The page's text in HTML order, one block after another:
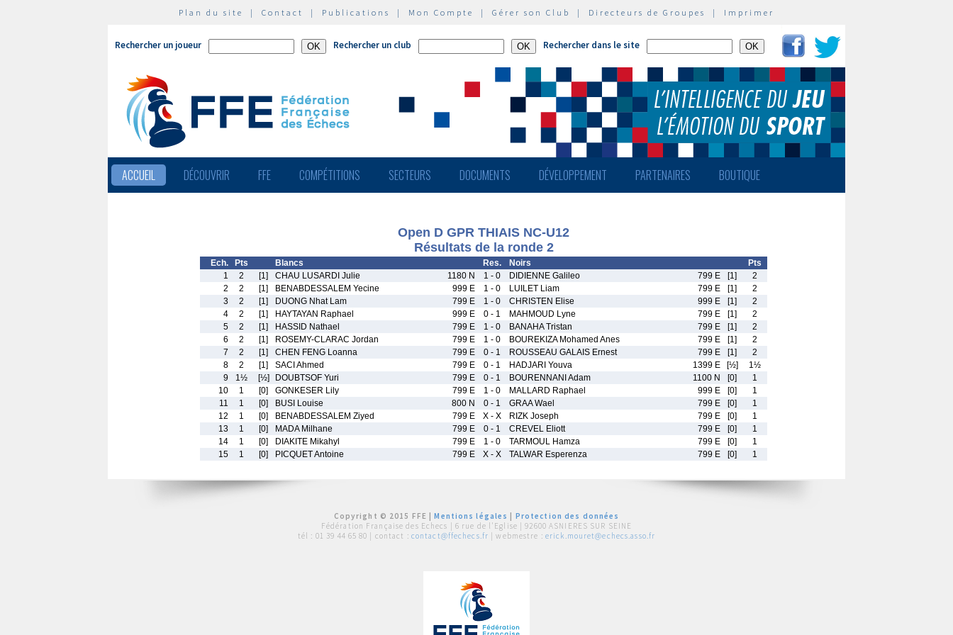
Plan du site | Contact | Publications | Mon Compte | Gérer son Club | Directeurs de Groupes | Imprimer
Rechercher un joueur Rechercher un club Rechercher dans le site
ACCUEIL DÉCOUVRIR FFE COMPÉTITIONS SECTEURS DOCUMENTS DÉVELOPPEMENT PARTENAIRES BOUTIQUE
Open D GPR THIAIS NC-U12
Résultats de la ronde 2
Ech. Pts Blancs Res. Noirs
Pts
1
2 [1] CHAU LUSARDI Julie 1180 N 1 - 0 DIDIENNE Galileo 799 E [1]
2
2
2 [1] BENABDESSALEM Yecine 999 E 1 - 0 LUILET Liam 799 E [1]
2
3
2 [1] DUONG Nhat Lam 799 E 1 - 0 CHRISTEN Elise 999 E [1]
2
4
2 [1] HAYTAYAN Raphael 999 E 0 - 1 MAHMOUD Lyne 799 E [1]
2
5
2 [1] HASSID Nathael 799 E 1 - 0 BANAHA Tristan 799 E [1]
2
6
2 [1] ROSEMY-CLARAC Jordan 799 E 1 - 0 BOUREKIZA Mohamed Anes 799 E [1]
2
7
2 [1] CHEN FENG Loanna 799 E 0 - 1 ROUSSEAU GALAIS Ernest 799 E [1]
2
8
2 [1] SACI Ahmed 799 E 0 - 1 HADJARI Youva 1399 E [½]
1½
9
1½ [½] DOUBTSOF Yuri 799 E 0 - 1 BOURENNANI Adam 1100 N [0]
1
10
1 [0] GONKESER Lily 799 E 1 - 0 MALLARD Raphael 999 E [0]
1
11
1 [0] BUSI Louise 800 N 0 - 1 GRAA Wael 799 E [0]
1
12
1 [0] BENABDESSALEM Ziyed 799 E X - X RIZK Joseph 799 E [0]
1
13
1 [0] MADA Milhane 799 E 0 - 1 CREVEL Eliott 799 E [0]
1
14
1 [0] DIAKITE Mikahyl 799 E 1 - 0 TARMOUL Hamza 799 E [0]
1
15
1 [0] PICQUET Antoine 799 E X - X TALWAR Esperenza 799 E [0] 1
Copyright © 2015 FFE |Mentions légales
Protection des données
Fédération Française des Echecs | 6 rue de l'Eglise | 92600 ASNIERES SUR SEINE
tél : 01 39 44 65 80 | contact : contact@ffechecs.fr | webmestre : erick.mouret@echecs.asso.fr